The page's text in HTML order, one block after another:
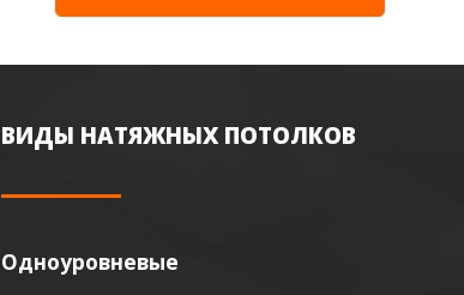
ВИДЫ НАТЯЖНЫХ ПОТОЛКОВ
Одноуровневые